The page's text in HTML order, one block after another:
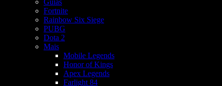
Guias
Fortnite
Rainbow Six Siege
PUBG
Dota 2
Mais
Mobile Legends
Honor of Kings
Apex Legends
Farlight 84